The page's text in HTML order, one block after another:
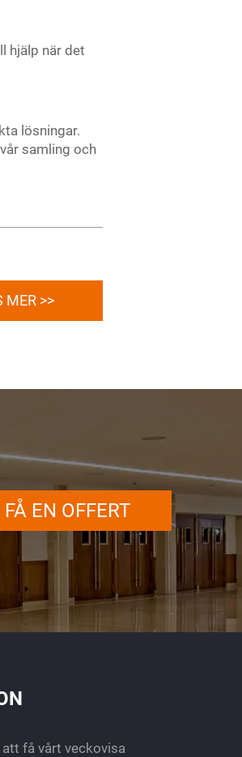
hjälp när det
lösningar.
samling och
MER >>
FÅ EN OFFERT
få vårt veckovisa